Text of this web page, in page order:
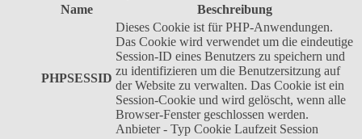
Name
Beschreibung
PHPSESSID
Dieses Cookie ist für PHP-Anwendungen.
Das Cookie wird verwendet um die eindeutige
Session-ID eines Benutzers zu speichern und
zu identifizieren um die Benutzersitzung auf
der Website zu verwalten. Das Cookie ist ein
Session-Cookie und wird gelöscht, wenn alle
Browser-Fenster geschlossen werden.
Anbieter - Typ Cookie Laufzeit Session